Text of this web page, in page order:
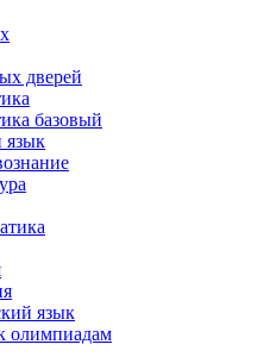
дверей
базовый
язык
язык
олимпиадам